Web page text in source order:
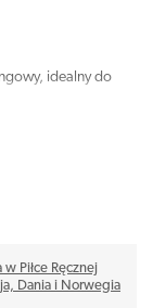
idealny do
Piłce Ręcznej
Dania i Norwegia